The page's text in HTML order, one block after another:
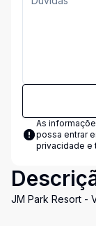
As
possa entrar
privacidade e
JM Park Resort -